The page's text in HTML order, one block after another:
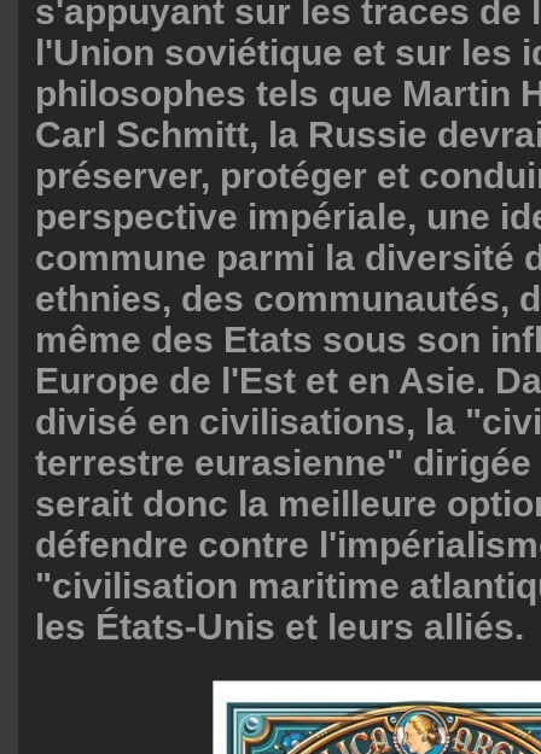
s'appuyant sur les traces de
l'Union soviétique et sur les
philosophes tels que Martin
Carl Schmitt, la Russie
préserver, protéger et
perspective impériale, une
commune parmi la diversité
ethnies, des communautés,
même des Etats sous son
Europe de l'Est et en Asie.
divisé en civilisations, la
terrestre eurasienne" dirigée
serait donc la meilleure
défendre contre
"civilisation maritime
les États-Unis et leurs alliés.